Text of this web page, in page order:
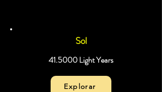
Sol
41.5000 Light Years
Explorar